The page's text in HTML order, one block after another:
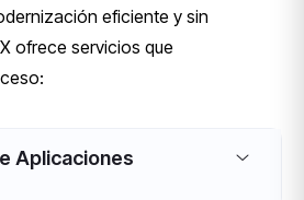
eficiente y sin
ofrece servicios que
Aplicaciones